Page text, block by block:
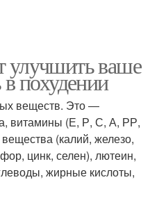
улучшить ваше
похудении
веществ. Это ―
витамины (Е, Р, С, А, РР,
(калий, железо,
цинк, селен), лютеин,
жирные кислоты,